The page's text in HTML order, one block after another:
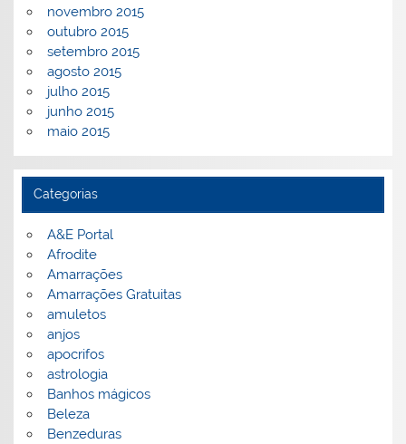
novembro 2015
outubro 2015
setembro 2015
agosto 2015
julho 2015
junho 2015
maio 2015
Categorias
A&E Portal
Afrodite
Amarrações
Amarrações Gratuitas
amuletos
anjos
apocrifos
astrologia
Banhos mágicos
Beleza
Benzeduras